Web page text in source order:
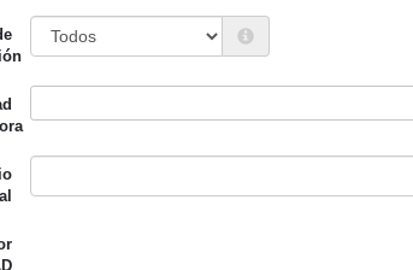
Entidad
de Vitoria-Gasteiz
Colombia -
de Vitoria-Gasteiz